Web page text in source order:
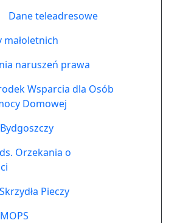
Dane teleadresowe
naruszeń prawa
Wsparcia dla Osób
Domowej
Orzekania o
Skrzydła Pieczy